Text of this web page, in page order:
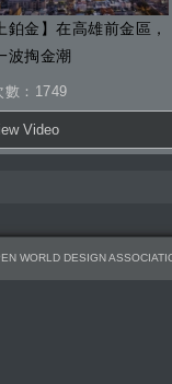
鉑金】在高雄前金區，
波掏金潮
數：1749
Video
WORLD DESIGN